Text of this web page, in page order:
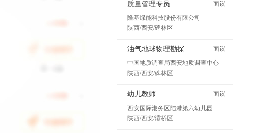
质量管理专员
面议
隆基绿能科技股份有限公司
陕西/西安/碑林区
油气地球物理勘探
面议
中国地质调查局西安地质调查中心
陕西/西安/碑林区
幼儿教师
面议
西安国际港务区陆港第六幼儿园
陕西/西安/灞桥区